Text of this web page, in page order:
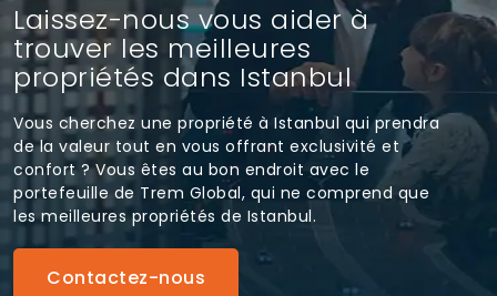
Laissez-nous vous aider à
trouver les meilleures
propriétés dans Istanbul
Vous cherchez une propriété à Istanbul qui prendra
de la valeur tout en vous offrant exclusivité et
confort ? Vous êtes au bon endroit avec le
portefeuille de Trem Global, qui ne comprend que
les meilleures propriétés de Istanbul.
Contactez-nous